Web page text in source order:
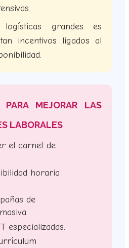
logísticas grandes es
incentivos ligados al
MEJORAR LAS
LABORALES
el carnet de
horaria
de
especializadas.